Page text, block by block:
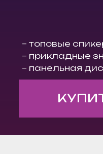
– панельная